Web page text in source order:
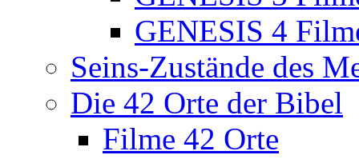
GENESIS 4
Seins-Zustände des
Die 42 Orte der Bibel
Filme 42 Orte